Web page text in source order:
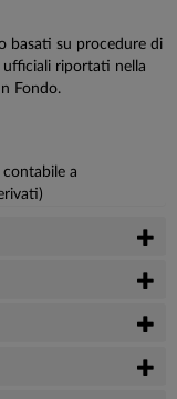
basati su procedure di
riportati nella
Fondo.
a